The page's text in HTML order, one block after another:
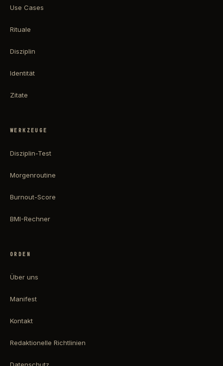
Use Cases
Rituale
Disziplin
Identität
Zitate
WERKZEUGE
Disziplin-Test
Morgenroutine
Burnout-Score
BMI-Rechner
ORDEN
Über uns
Manifest
Kontakt
Redaktionelle Richtlinien